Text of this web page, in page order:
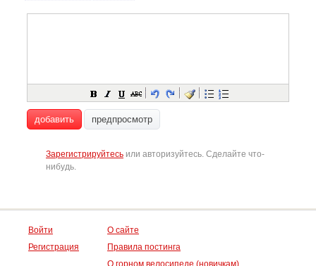
добавить предпросмотр
Зарегистрируйтесь или авторизуйтесь. Сделайте что-
нибудь.
Войти
Регистрация
О сайте
Правила постинга
О горном велосипеде (новичкам)